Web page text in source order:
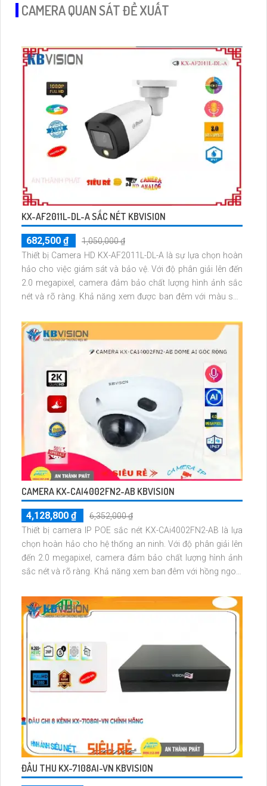
CAMERA QUAN SÁT ĐỀ XUẤT
KX-AF2011L-DL-A SẮC NÉT KBVISION
682,500 ₫
1,050,000 ₫
Thiết bị Camera HD KX-AF2011L-DL-A là sự lựa chọn hoàn
hảo cho việc giám sát và bảo vệ. Với độ phân giải lên đến
2.0 megapixel, camera đảm bảo chất lượng hình ảnh sắc
nét và rõ ràng. Khả năng xem được ban đêm với màu sắc
hiệu quả
CAMERA KX-CAI4002FN2-AB KBVISION
4,128,800 ₫
6,352,000 ₫
Thiết bị camera IP POE sắc nét KX-CAi4002FN2-AB là lựa
chọn hoàn hảo cho hệ thống an ninh. Với độ phân giải lên
đến 2.0 megapixel, camera đảm bảo chất lượng hình ảnh
sắc nét và rõ ràng. Khả năng xem ban đêm với hồng ngoại
ĐẦU THU KX-7108AI-VN KBVISION